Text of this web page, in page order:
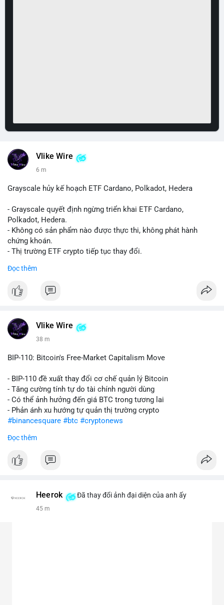
Vlike Wire
6 m
Grayscale hủy kế hoạch ETF Cardano, Polkadot, Hedera
- Grayscale quyết định ngừng triển khai ETF Cardano,
Polkadot, Hedera.
- Không có sản phẩm nào được thực thi, không phát hành
chứng khoán.
- Thị trường ETF crypto tiếp tục thay đổi.
📰 Nguồn: CoinDesk
Đọc thêm
Vlike Wire
38 m
BIP-110: Bitcoin's Free-Market Capitalism Move
- BIP-110 đề xuất thay đổi cơ chế quản lý Bitcoin
- Tăng cường tính tự do tài chính người dùng
- Có thể ảnh hưởng đến giá BTC trong tương lai
- Phản ánh xu hướng tự quản thị trường crypto
#binancesquare #btc #cryptonews
$btc
#vlikevn #titanbot
Đọc thêm
Heerok Đã thay đổi ảnh đại diện của anh ấy
45 m